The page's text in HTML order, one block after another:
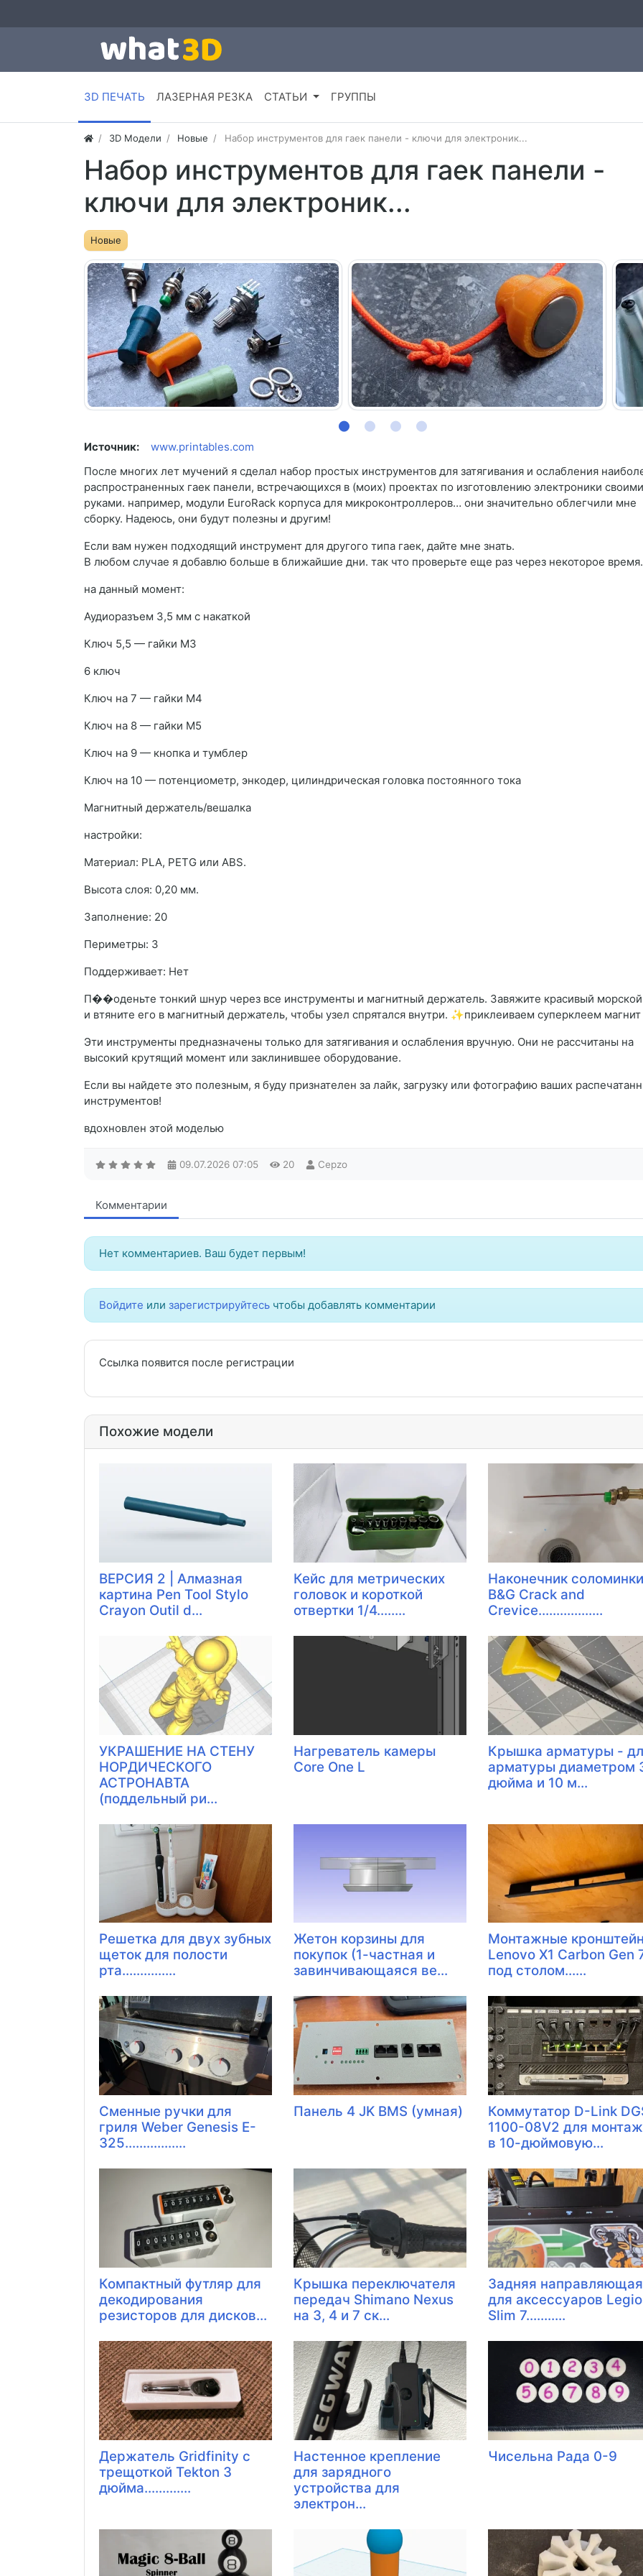
3D ПЕЧАТЬ ЛАЗЕРНАЯ РЕЗКА СТАТЬИ ГРУППЫ
3D Модели Новые Набор инструментов для гаек панели - ключи для электроник...
Набор инструментов для гаек панели -
ключи для электроник...
Новые
Источник:
www.printables.com
После многих лет мучений я сделал набор простых инструментов для затягивания и ослабления
распространенных гаек панели, встречающихся в (моих) проектах по изготовлению электроники своими
руками. например, модули EuroRack корпуса для микроконтроллеров… они значительно облегчили мне
сборку. Надеюсь, они будут полезны и другим!
Если вам нужен подходящий инструмент для другого типа гаек, дайте мне знать.
В любом случае я добавлю больше в ближайшие дни. так что проверьте еще раз через некоторое время.
на данный момент:
Аудиоразъем 3,5 мм с накаткой
Ключ 5,5 — гайки М3
6 ключ
Ключ на 7 — гайки М4
Ключ на 8 — гайки М5
Ключ на 9 — кнопка и тумблер
Ключ на 10 — потенциометр, энкодер, цилиндрическая головка постоянного тока
Магнитный держатель/вешалка
настройки:
Материал: PLA, PETG или ABS.
Высота слоя: 0,20 мм.
Заполнение: 20
Периметры: 3
Поддерживает: Нет
П��оденьте тонкий шнур через все инструменты и магнитный держатель. Завяжите красивый морской
и втяните его в магнитный держатель, чтобы узел спрятался внутри. ✨приклеиваем суперклеем магнит
Эти инструменты предназначены только для затягивания и ослабления вручную. Они не рассчитаны на
высокий крутящий момент или заклинившее оборудование.
Если вы найдете это полезным, я буду признателен за лайк, загрузку или фотографию ваших
инструментов!
вдохновлен этой моделью
09.07.2026 07:05 20 Cepzo
Комментарии
Нет комментариев. Ваш будет первым!
Войдите или зарегистрируйтесь чтобы добавлять комментарии
Ссылка появится после регистрации
Похожие модели
ВЕРСИЯ 2 | Алмазная
картина Pen Tool Stylo
Crayon Outil d...
Кейс для метрических
головок и короткой
отвертки 1/4........
Наконечник соломинки
B&G Crack and
Crevice..................
УКРАШЕНИЕ НА СТЕНУ
НОРДИЧЕСКОГО
АСТРОНАВТА
(поддельный ри...
Нагреватель камеры
Core One L
Крышка арматуры -
арматуры диаметром
дюйма и 10 м...
Решетка для двух зубных
щеток для полости
рта...............
Жетон корзины для
покупок (1-частная и
завинчивающаяся ве...
Монтажные
Lenovo X1 Carbon Gen
под столом......
Сменные ручки для
гриля Weber Genesis E-
325.................
Панель 4 JK BMS (умная)
Коммутатор D-Link
1100-08V2 для
в 10-дюймовую...
Компактный футляр для
декодирования
резисторов для дисков...
Крышка переключателя
передач Shimano Nexus
на 3, 4 и 7 ск...
Задняя направляющая
для аксессуаров
Slim 7...........
Держатель Gridfinity с
трещоткой Tekton 3
дюйма.............
Настенное крепление
для зарядного
устройства для
электрон...
Чисельна Рада 0-9